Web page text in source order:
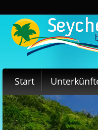
Start